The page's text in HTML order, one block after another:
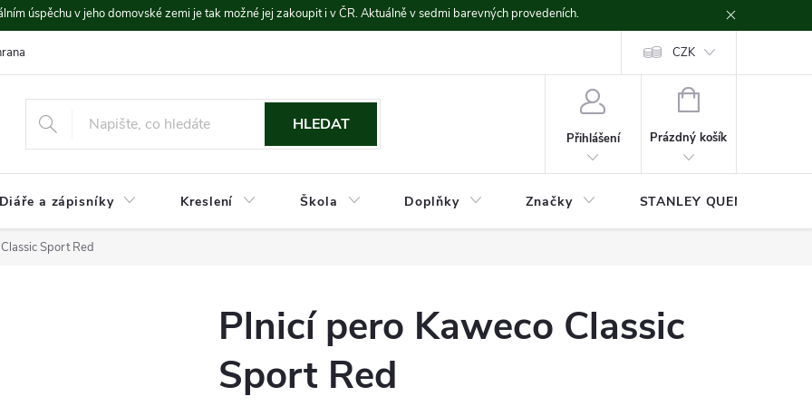
úspěchu v jeho domovské zemi je tak možné jej zakoupit i v ČR. Aktuálně v sedmi barevných provedeních.
údajů CZK
HLEDAT
Přihlášení
NÁKUPNÍ
Prázdný košík
Diáře a zápisníky Kreslení Škola Doplňky Značky STANLEY QUENCHER
Sport Red
Plnicí pero Kaweco Classic
Sport Red